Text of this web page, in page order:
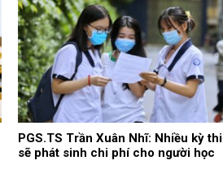
PGS.TS Trần Xuân Nhĩ: Nhiều kỳ thi
sẽ phát sinh chi phí cho người học